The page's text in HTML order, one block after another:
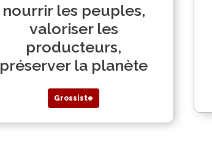
nourrir les peuples,
valoriser les
producteurs,
préserver la planète
Grossiste